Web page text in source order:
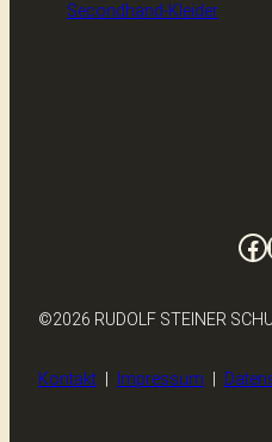
Secondhand-Kleider
©2026 RUDOLF STEINER
Kontakt Impressum